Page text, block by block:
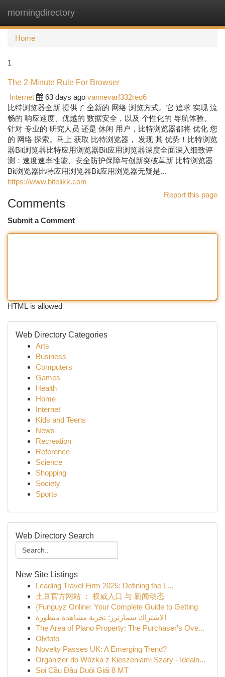
morningdirectory
Home
1
The 2-Minute Rule For Browser
Internet
63 days ago vannevarf332req6
比特浏览器全新 提供了 全新的 网络 浏览方式。它 追求 实现 流
畅的 响应速度、优越的 数据安全，以及 个性化的 导航体验。
针对 专业的 研究人员 还是 休闲 用户，比特浏览器都将 优化 您
的 网络 探索。马上 获取 比特浏览器， 发现 其 优势！比特浏览
器Bit浏览器比特应用浏览器Bit应用浏览器深度全面深入细致评
测：速度速率性能、安全防护保障与创新突破革新 比特浏览器
Bit浏览器比特应用浏览器Bit应用浏览器无疑是...
https://www.bitelikk.com
Report this page
Comments
Submit a Comment
HTML is allowed
Web Directory Categories
Arts
Business
Computers
Games
Health
Home
Internet
Kids and Teens
News
Recreation
Reference
Science
Shopping
Society
Sports
Web Directory Search
New Site Listings
Leading Travel Firm 2025: Defining the L...
土豆官方网站 ： 权威入口 与 新闻动态
{Funguyz Online: Your Complete Guide to Getting
الاشتراك سمارترز: تجربة مشاهدة متطورة
The Area of Plano Property: The Purchaser's Ove...
Olxtoto
Novelty Passes UK: A Emerging Trend?
Organizer do Wózka z Kieszeniami Szary - Idealn...
Soi Cầu Đầu Duôi Giải 8 MT